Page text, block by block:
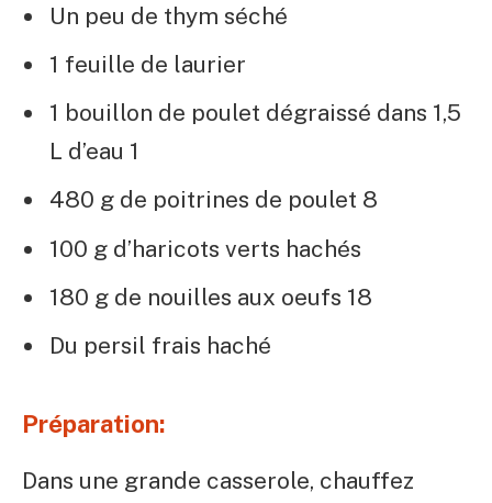
Un peu de thym séché
1 feuille de laurier
1 bouillon de poulet dégraissé dans 1,5
L d’eau 1
480 g de poitrines de poulet 8
100 g d’haricots verts hachés
180 g de nouilles aux oeufs 18
Du persil frais haché
Préparation:
Dans une grande casserole, chauffez